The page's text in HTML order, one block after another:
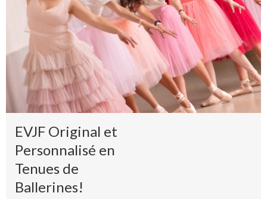
EVJF Original et
Personnalisé en
Tenues de
Ballerines!